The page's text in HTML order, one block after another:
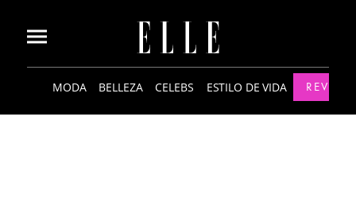
MODA BELLEZA CELEBS ESTILO DE VIDA